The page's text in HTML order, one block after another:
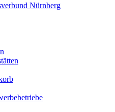
Nürnberg